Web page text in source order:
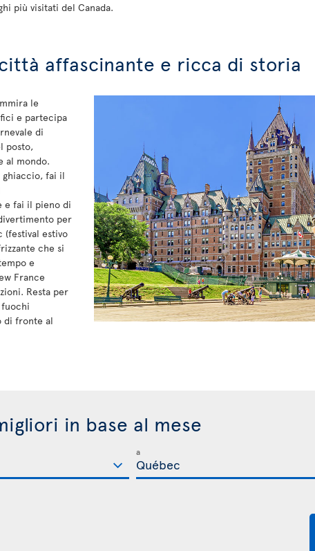
più visitati del Canada.
affascinante e ricca di storia
le
e partecipa
di
posto,
al mondo.
fai il
e fai il pieno di
per
(festival estivo
che si
e
France
Resta per
di fronte al
in base al mese
a